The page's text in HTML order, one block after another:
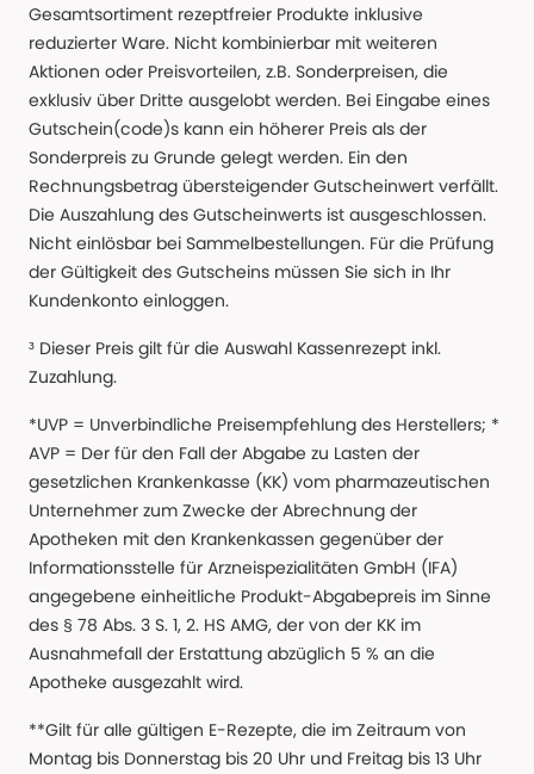
Gesamtsortiment rezeptfreier Produkte inklusive
reduzierter Ware. Nicht kombinierbar mit weiteren
Aktionen oder Preisvorteilen, z.B. Sonderpreisen, die
exklusiv über Dritte ausgelobt werden. Bei Eingabe eines
Gutschein(code)s kann ein höherer Preis als der
Sonderpreis zu Grunde gelegt werden. Ein den
Rechnungsbetrag übersteigender Gutscheinwert verfällt.
Die Auszahlung des Gutscheinwerts ist ausgeschlossen.
Nicht einlösbar bei Sammelbestellungen. Für die Prüfung
der Gültigkeit des Gutscheins müssen Sie sich in Ihr
Kundenkonto einloggen.
³ Dieser Preis gilt für die Auswahl Kassenrezept inkl.
Zuzahlung.
*UVP = Unverbindliche Preisempfehlung des Herstellers; *
AVP = Der für den Fall der Abgabe zu Lasten der
gesetzlichen Krankenkasse (KK) vom pharmazeutischen
Unternehmer zum Zwecke der Abrechnung der
Apotheken mit den Krankenkassen gegenüber der
Informationsstelle für Arzneispezialitäten GmbH (IFA)
angegebene einheitliche Produkt-Abgabepreis im Sinne
des § 78 Abs. 3 S. 1, 2. HS AMG, der von der KK im
Ausnahmefall der Erstattung abzüglich 5 % an die
Apotheke ausgezahlt wird.
**Gilt für alle gültigen E-Rezepte, die im Zeitraum von
Montag bis Donnerstag bis 20 Uhr und Freitag bis 13 Uhr